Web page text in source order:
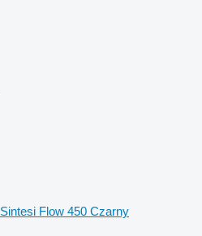
Sintesi Flow 450 Czarny